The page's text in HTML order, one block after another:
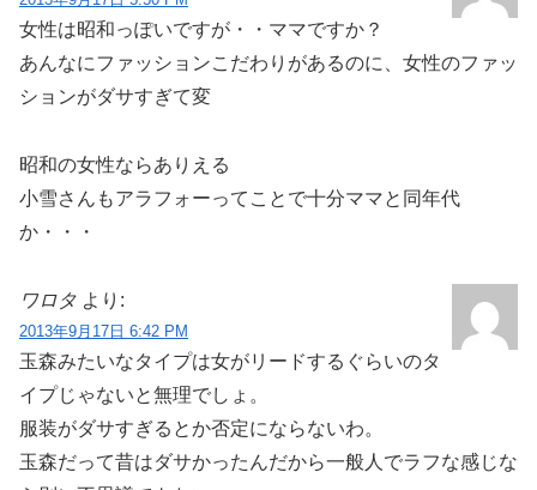
女性は昭和っぽいですが・・ママですか？
あんなにファッションこだわりがあるのに、女性のファッ
ションがダサすぎて変
昭和の女性ならありえる
小雪さんもアラフォーってことで十分ママと同年代
か・・・
ワロタ より:
2013年9月17日 6:42 PM
玉森みたいなタイプは女がリードするぐらいのタ
イプじゃないと無理でしょ。
服装がダサすぎるとか否定にならないわ。
玉森だって昔はダサかったんだから一般人でラフな感じな